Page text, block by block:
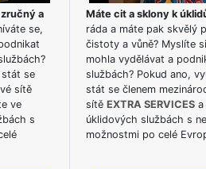
a
se,
se
sítě
ve
s
Máte cit a sklony k
ráda a máte pak skvělý
čistoty a vůně? Myslíte
mohla vydělávat a
službách? Pokud ano,
stát se členem
sítě EXTRA SERVICESa
úklidových službách s
možnostmi po celé